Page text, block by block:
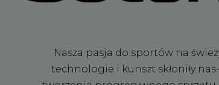
Nasza pasja do sportów na
technologie i kunszt skłoniły